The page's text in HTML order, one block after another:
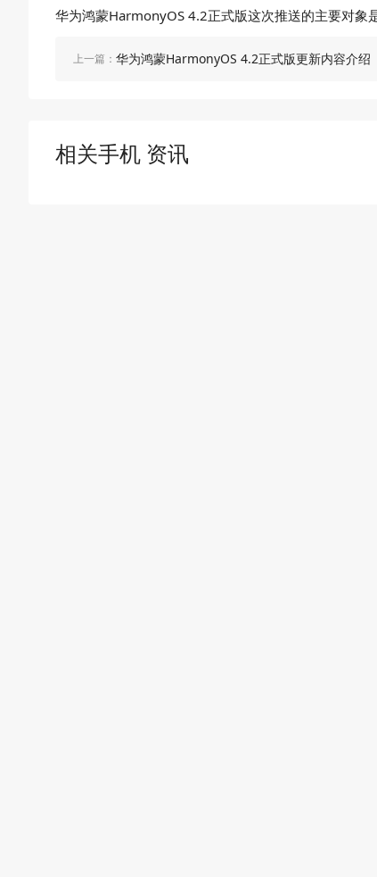
华为鸿蒙HarmonyOS 4.2正式版这次推送的主要对象
上一篇： 华为鸿蒙HarmonyOS 4.2正式版更新内容介绍
相关手机 资讯